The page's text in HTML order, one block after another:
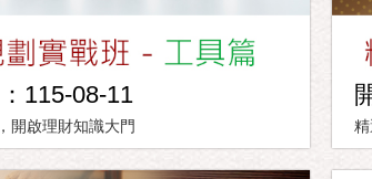
115-08-11
開啟理財知識大門